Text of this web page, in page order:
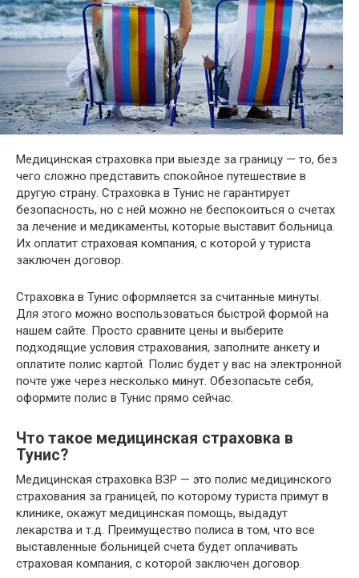
Медицинская страховка при выезде за границу — то, без
чего сложно представить спокойное путешествие в
другую страну. Страховка в Тунис не гарантирует
безопасность, но с ней можно не беспокоиться о счетах
за лечение и медикаменты, которые выставит больница.
Их оплатит страховая компания, с которой у туриста
заключен договор.
Страховка в Тунис оформляется за считанные минуты.
Для этого можно воспользоваться быстрой формой на
нашем сайте. Просто сравните цены и выберите
подходящие условия страхования, заполните анкету и
оплатите полис картой. Полис будет у вас на электронной
почте уже через несколько минут. Обезопасьте себя,
оформите полис в Тунис прямо сейчас.
Что такое медицинская страховка в
Тунис?
Медицинская страховка ВЗР — это полис медицинского
страхования за границей, по которому туриста примут в
клинике, окажут медицинская помощь, выдадут
лекарства и т.д. Преимущество полиса в том, что все
выставленные больницей счета будет оплачивать
страховая компания, с которой заключен договор.